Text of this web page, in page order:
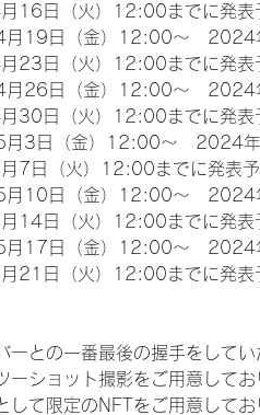
16日（火）12:00までに発表
月19日（金）12:00～　
23日（火）12:00までに発表
月26日（金）12:00～　
30日（火）12:00までに発表
月3日（金）12:00～　2024
7日（火）12:00までに発表予
月10日（金）12:00～　
14日（火）12:00までに発表
月17日（金）12:00～　
21日（火）12:00までに発表
ーとの一番最後の握手をして
ーショット撮影をご用意して
して限定のNFTをご用意して